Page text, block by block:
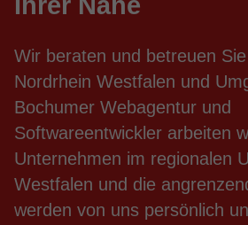
Wir beraten und betreuen
Nordrhein Westfalen und
Bochumer Webagentur und
Softwareentwickler arbeiten
Unternehmen im regionalen
Westfalen und die
werden von uns persönlich